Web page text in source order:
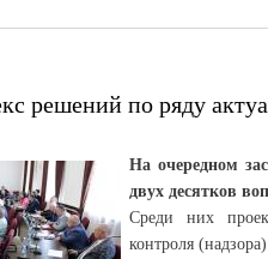
решений по ряду
На очередном
двух десятков
Среди них
контроля